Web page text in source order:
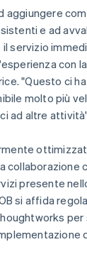
aggiungere
e ad
servizio
con
"Questo ci
molto più
ad altre
collaborazione
presente
si affida